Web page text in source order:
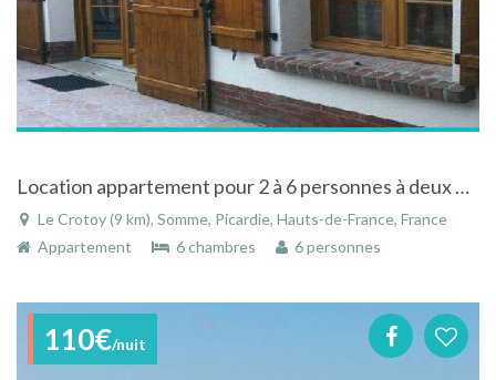
Location appartement pour 2 à 6 personnes à deux pas de la mer au Crotoy en Baie de Somme
Le Crotoy (9 km), Somme, Picardie, Hauts-de-France, France
Appartement
6 chambres 6 personnes
110€/nuit